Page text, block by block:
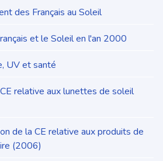
des Français au Soleil
et le Soleil en l'an 2000
UV et santé
relative aux lunettes de soleil
de la CE relative aux produits de
(2006)